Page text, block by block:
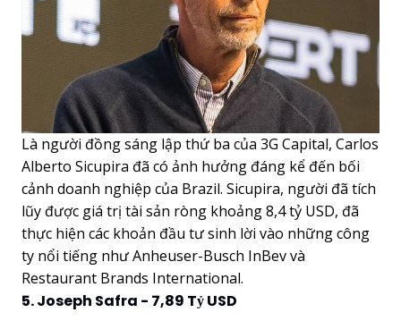
Là người đồng sáng lập thứ ba của 3G Capital, Carlos
Alberto Sicupira đã có ảnh hưởng đáng kể đến bối
cảnh doanh nghiệp của Brazil. Sicupira, người đã tích
lũy được giá trị tài sản ròng khoảng 8,4 tỷ USD, đã
thực hiện các khoản đầu tư sinh lời vào những công
ty nổi tiếng như Anheuser-Busch InBev và
Restaurant Brands International.
5. Joseph Safra - 7,89 Tỷ USD